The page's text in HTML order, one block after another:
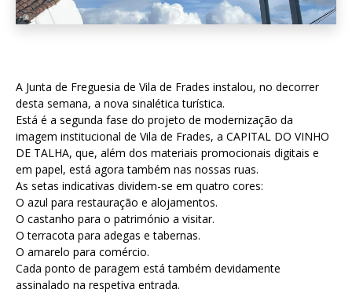
A Junta de Freguesia de Vila de Frades instalou, no decorrer
desta semana, a nova sinalética turística.
Está é a segunda fase do projeto de modernização da
imagem institucional de Vila de Frades, a CAPITAL DO VINHO
DE TALHA, que, além dos materiais promocionais digitais e
em papel, está agora também nas nossas ruas.
As setas indicativas dividem-se em quatro cores:
O azul para restauração e alojamentos.
O castanho para o património a visitar.
O terracota para adegas e tabernas.
O amarelo para comércio.
Cada ponto de paragem está também devidamente
assinalado na respetiva entrada.